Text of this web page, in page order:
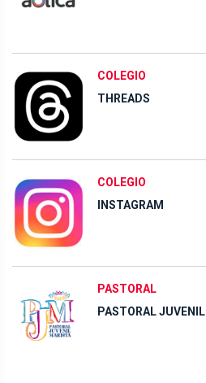
COLEGIO
THREADS
COLEGIO
INSTAGRAM
PASTORAL
PASTORAL JUVENIL